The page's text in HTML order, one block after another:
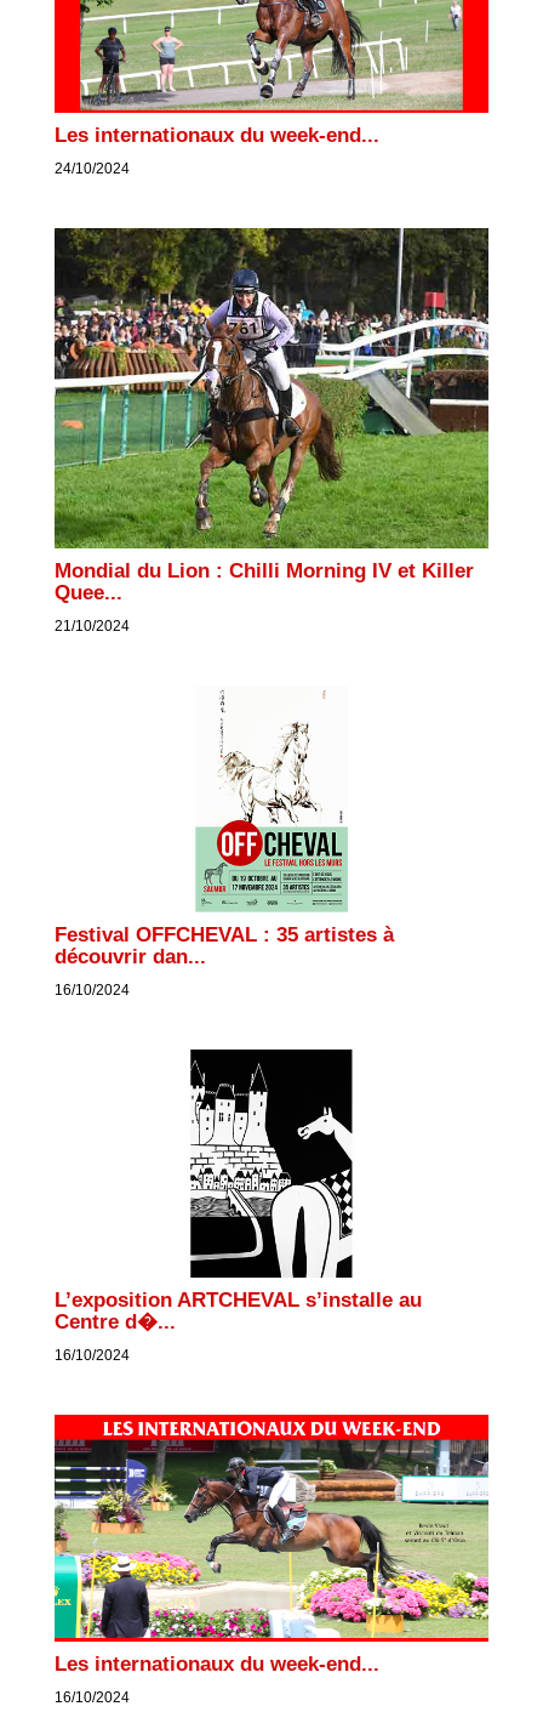
Les internationaux du week-end...
24/10/2024
Mondial du Lion : Chilli Morning IV et Killer
Quee...
21/10/2024
Festival OFFCHEVAL : 35 artistes à
découvrir dan...
16/10/2024
L’exposition ARTCHEVAL s’installe au
Centre d�...
16/10/2024
Les internationaux du week-end...
16/10/2024